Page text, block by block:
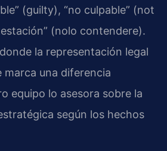
(guilty), “no culpable” (not
(nolo contendere).
la representación legal
una diferencia
equipo lo asesora sobre la
según los hechos